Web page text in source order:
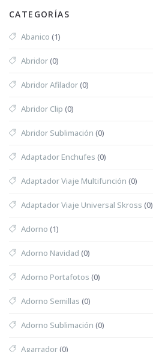
CATEGORÍAS
Abanico (1)
Abridor(0)
Abridor Afilador(0)
Abridor Clip (0)
Abridor Sublimación (0)
Adaptador Enchufes (0)
Adaptador Viaje Multifunción (0)
Adaptador Viaje Universal Skross (0)
Adorno (1)
Adorno Navidad (0)
Adorno Portafotos (0)
Adorno Semillas (0)
Adorno Sublimación (0)
Agarrador(0)